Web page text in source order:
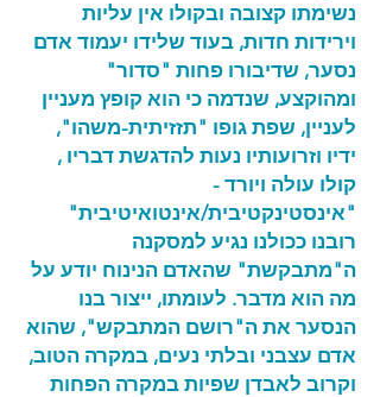
נשימתו קצובה ובקולו אין עליות
וירידות חדות, בעוד שלידו יעמוד אדם
נסער, שדיבורו פחות "סדור"
ומהוקצע, שנדמה כי הוא קופץ מעניין
לעניין, שפת גופו "תזזיתית-משהו",
ידיו וזרועותיו נעות להדגשת דבריו ,
קולו עולה ויורד -
"אינסטינקטיבית/אינטואיטיבית"
רובנו ככולנו נגיע למסקנה
ה"מתבקשת" שהאדם הנינוח יודע על
מה הוא מדבר. לעומתו, ייצור בנו
הנסער את ה"רושם המתבקש", שהוא
אדם עצבני ובלתי נעים, במקרה הטוב,
וקרוב לאבדן שפיות במקרה הפחות